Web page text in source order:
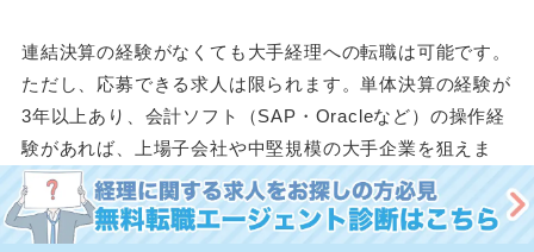
連結決算の経験がなくても大手経理への転職は可能です。
ただし、応募できる求人は限られます。単体決算の経験が
3年以上あり、会計ソフト（SAP・Oracleなど）の操作経
験があれば、上場子会社や中堅規模の大手企業を狙えま
す。連結決算経験者と競合するポジションを避けて、まず
上場グループ会社を足がかりにするのが現実的な戦略で
す。